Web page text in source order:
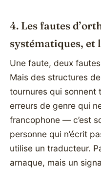
4. Les fautes
systématiques, et
Une faute, deux
Mais des structures
tournures qui sonnent
erreurs de genre qui
francophone — c’est
personne qui n’écrit
utilise un traducteur.
arnaque, mais un